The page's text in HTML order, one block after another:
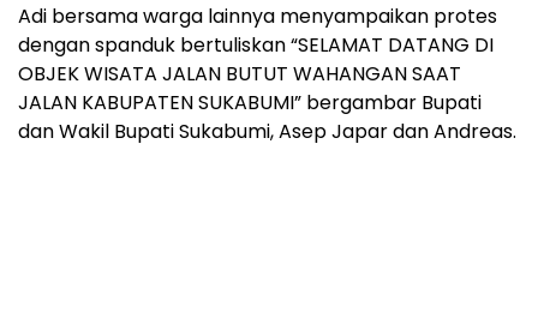
Adi bersama warga lainnya menyampaikan protes
dengan spanduk bertuliskan “SELAMAT DATANG DI
OBJEK WISATA JALAN BUTUT WAHANGAN SAAT
JALAN KABUPATEN SUKABUMI” bergambar Bupati
dan Wakil Bupati Sukabumi, Asep Japar dan Andreas.